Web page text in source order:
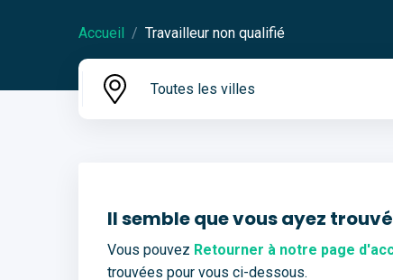
Accueil Travailleur non qualifié
Toutes les villes
Il semble que vous ayez
Vous pouvez Retourner à notre page
trouvées pour vous ci-dessous.